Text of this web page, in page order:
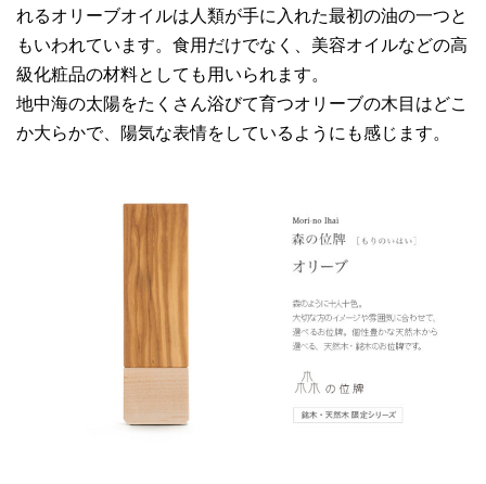
れるオリーブオイルは人類が手に入れた最初の油の一つと
もいわれています。食用だけでなく、美容オイルなどの高
級化粧品の材料としても用いられます。
地中海の太陽をたくさん浴びて育つオリーブの木目はどこ
か大らかで、陽気な表情をしているようにも感じます。